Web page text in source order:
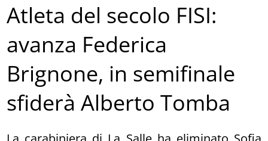
Atleta del secolo FISI:
avanza Federica
Brignone, in semifinale
sfiderà Alberto Tomba